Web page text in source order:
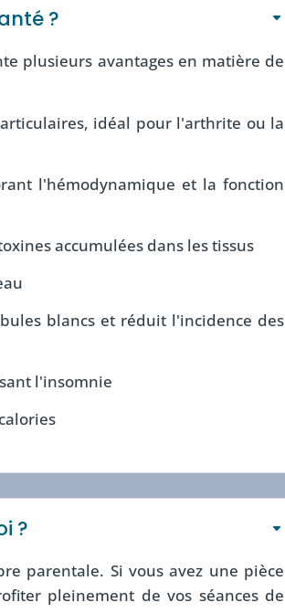
?
plusieurs avantages en matière de
idéal pour l'arthrite ou la
l'hémodynamique et la fonction
accumulées dans les tissus
blancs et réduit l'incidence des
l'insomnie
?
parentale. Si vous avez une pièce
pleinement de vos séances de